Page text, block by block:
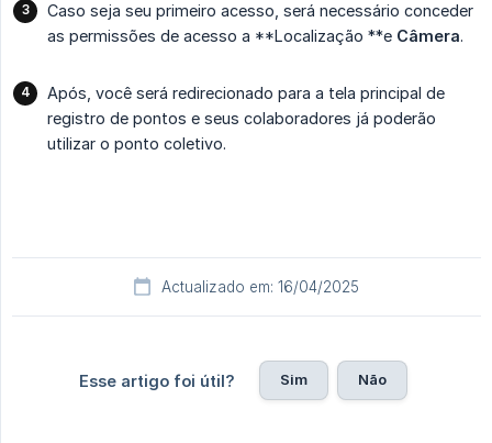
Caso seja seu primeiro acesso, será necessário conceder
as permissões de acesso a **Localização **e Câmera.
Após, você será redirecionado para a tela principal de
registro de pontos e seus colaboradores já poderão
utilizar o ponto coletivo.
Actualizado em: 16/04/2025
Esse artigo foi útil? Sim Não